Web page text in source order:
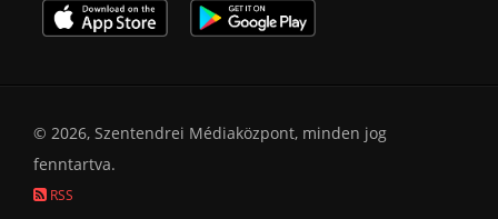
© 2026, Szentendrei Médiaközpont, minden jog
fenntartva.
RSS